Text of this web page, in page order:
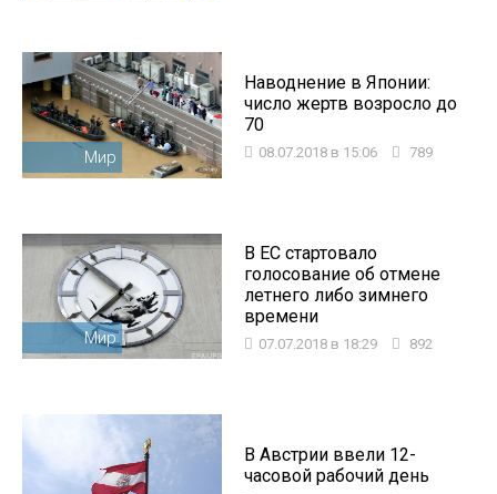
Мир
Наводнение в Японии:
число жертв возросло до
70
08.07.2018 в 15:06 789
Мир
В ЕС стартовало
голосование об отмене
летнего либо зимнего
времени
07.07.2018 в 18:29 892
В Австрии ввели 12-
часовой рабочий день